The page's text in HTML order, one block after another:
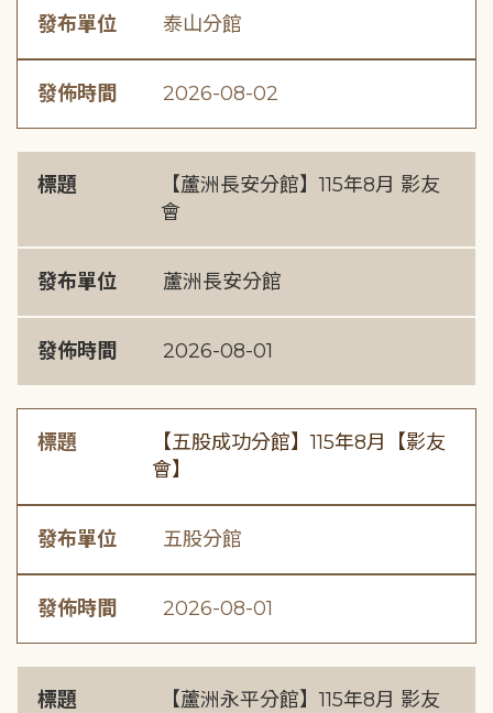
發布單位 泰山分館
發佈時間 2026-08-02
標題
【蘆洲長安分館】115年8月 影友
會
發布單位 蘆洲長安分館
發佈時間 2026-08-01
標題
【五股成功分館】115年8月【影友
會】
發布單位 五股分館
發佈時間 2026-08-01
標題
【蘆洲永平分館】115年8月 影友